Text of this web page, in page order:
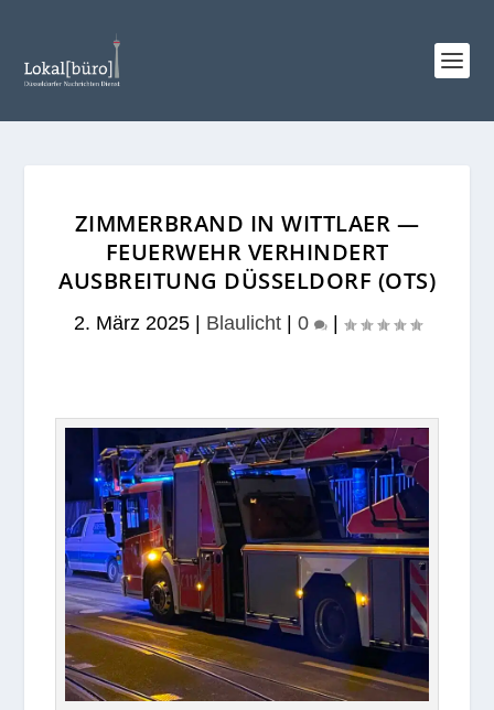
ZIMMERBRAND IN WITTLAER —
FEUERWEHR VERHINDERT
AUSBREITUNG DÜSSELDORF (OTS)
2. März 2025| Blaulicht| 0 |